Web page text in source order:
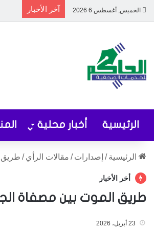
الخميس, أغسطس 6 2026 آخر الأخبار
الرئيسية أخبار محلية
الرئيسية / إصدارات / مقالات الرأي / طريق
أخر الأخبار
طريق الموت بين مصفاة
23 أبريل، 2026